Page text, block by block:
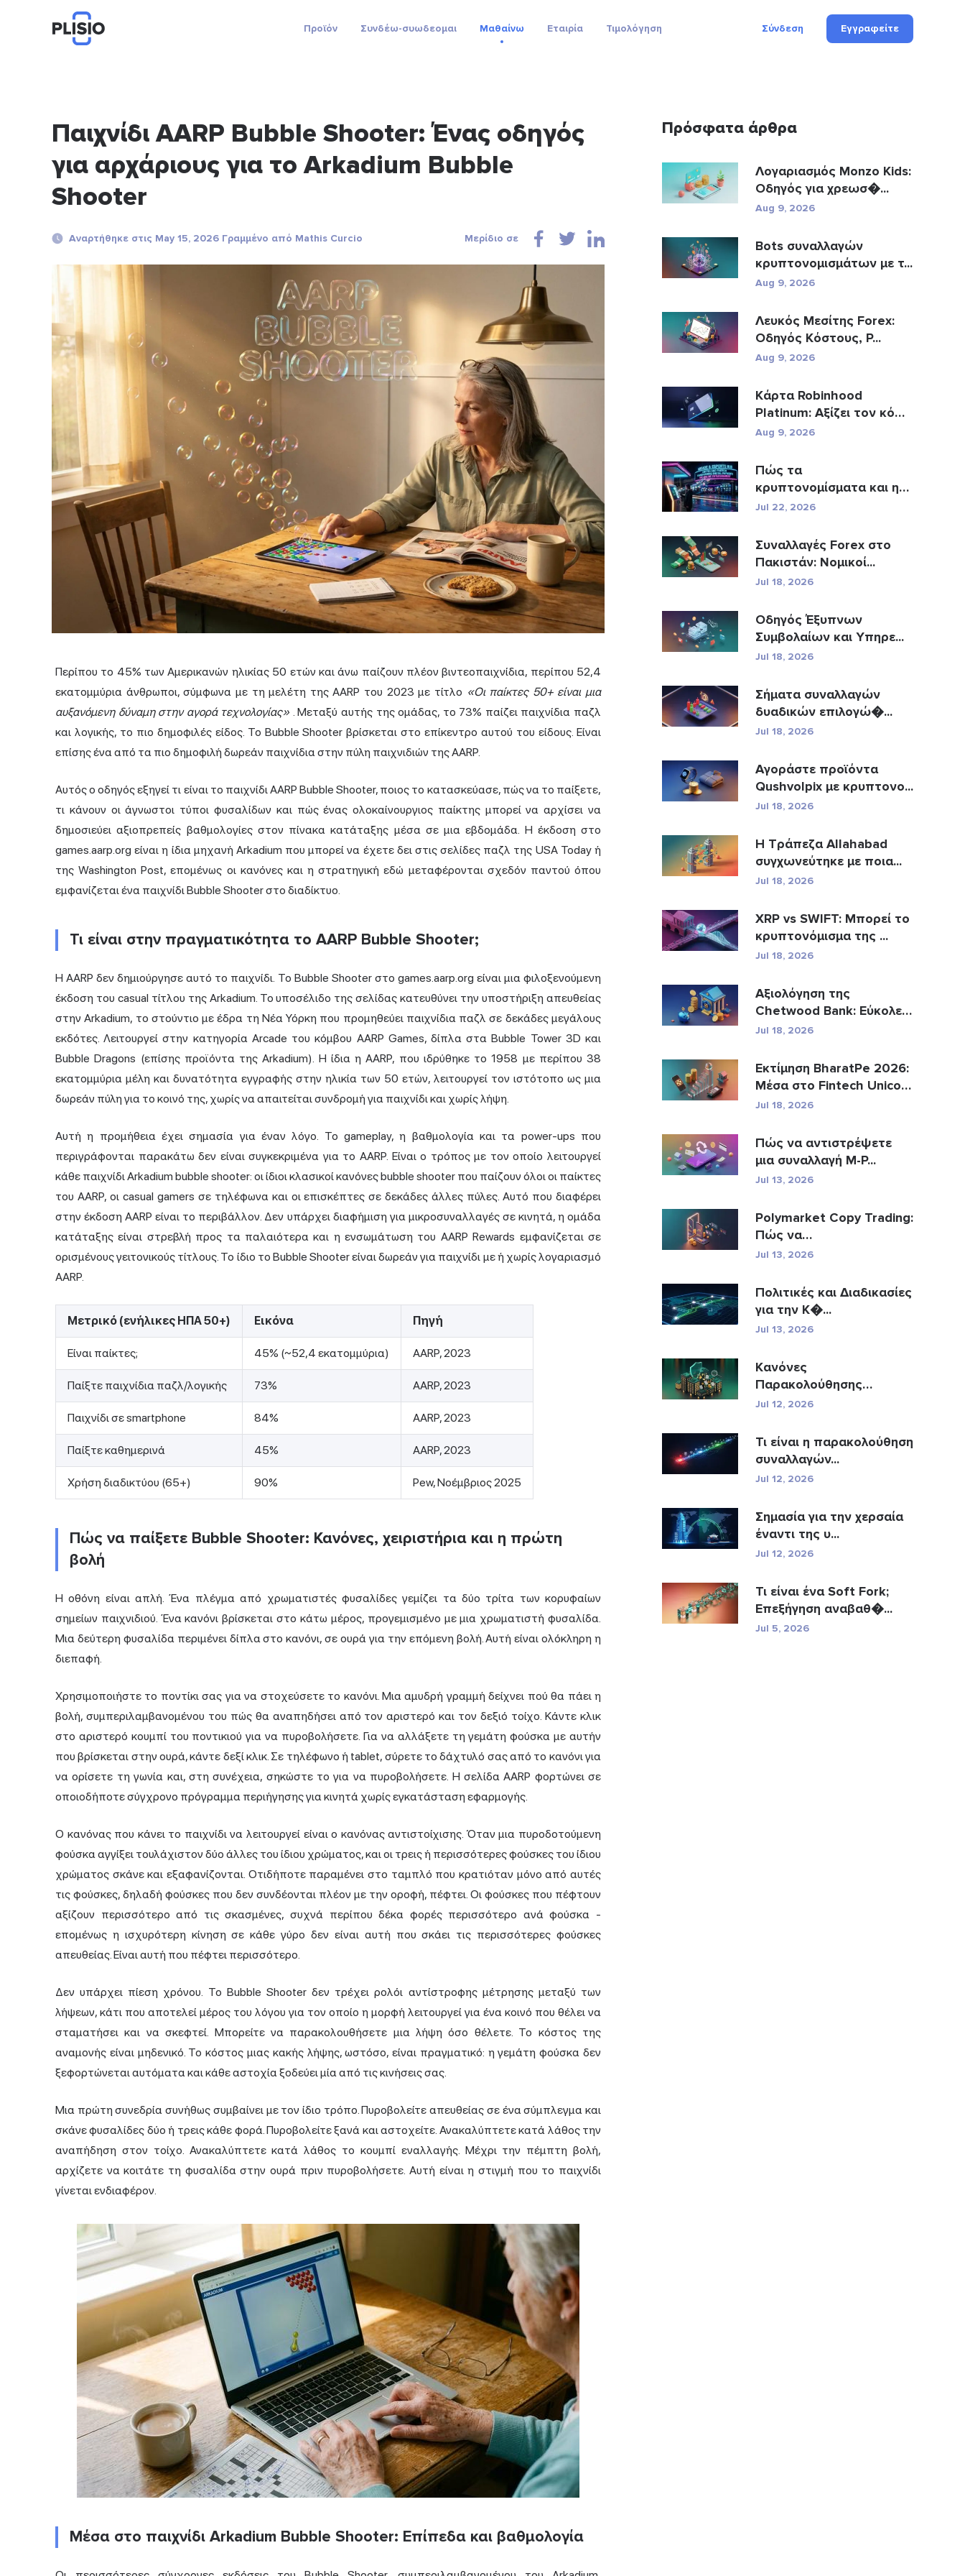
Προϊόν Συνδέω-συωδεομαι Μαθαίνω Εταιρία Τιμολόγηση Σύνδεση Εγγραφείτε
Παιχνίδι AARP Bubble Shooter: Ένας οδηγός
για αρχάριους για το Arkadium Bubble
Shooter
Αναρτήθηκε στις May 15, 2026 Γραμμένο από Mathis Curcio Μερίδιο σε
Περίπου το 45% των Αμερικανών ηλικίας 50 ετών και άνω παίζουν πλέον βιντεοπαιχνίδια, περίπου 52,4
εκατομμύρια άνθρωποι, σύμφωνα με τη μελέτη της AARP του 2023 με τίτλο «Οι παίκτες 50+ είναι μια
αυξανόμενη δύναμη στην αγορά τεχνολογίας» . Μεταξύ αυτής της ομάδας, το 73% παίζει παιχνίδια παζλ
και λογικής, το πιο δημοφιλές είδος. Το Bubble Shooter βρίσκεται στο επίκεντρο αυτού του είδους. Είναι
επίσης ένα από τα πιο δημοφιλή δωρεάν παιχνίδια στην πύλη παιχνιδιών της AARP.
Αυτός ο οδηγός εξηγεί τι είναι το παιχνίδι AARP Bubble Shooter, ποιος το κατασκεύασε, πώς να το παίξετε,
τι κάνουν οι άγνωστοι τύποι φυσαλίδων και πώς ένας ολοκαίνουργιος παίκτης μπορεί να αρχίσει να
δημοσιεύει αξιοπρεπείς βαθμολογίες στον πίνακα κατάταξης μέσα σε μια εβδομάδα. Η έκδοση στο
games.aarp.org είναι η ίδια μηχανή Arkadium που μπορεί να έχετε δει στις σελίδες παζλ της USA Today ή
της Washington Post, επομένως οι κανόνες και η στρατηγική εδώ μεταφέρονται σχεδόν παντού όπου
εμφανίζεται ένα παιχνίδι Bubble Shooter στο διαδίκτυο.
Τι είναι στην πραγματικότητα το AARP Bubble Shooter;
Η AARP δεν δημιούργησε αυτό το παιχνίδι. Το Bubble Shooter στο games.aarp.org είναι μια φιλοξενούμενη
έκδοση του casual τίτλου της Arkadium. Το υποσέλιδο της σελίδας κατευθύνει την υποστήριξη απευθείας
στην Arkadium, το στούντιο με έδρα τη Νέα Υόρκη που προμηθεύει παιχνίδια παζλ σε δεκάδες μεγάλους
εκδότες. Λειτουργεί στην κατηγορία Arcade του κόμβου AARP Games, δίπλα στα Bubble Tower 3D και
Bubble Dragons (επίσης προϊόντα της Arkadium). Η ίδια η AARP, που ιδρύθηκε το 1958 με περίπου 38
εκατομμύρια μέλη και δυνατότητα εγγραφής στην ηλικία των 50 ετών, λειτουργεί τον ιστότοπο ως μια
δωρεάν πύλη για το κοινό της, χωρίς να απαιτείται συνδρομή για παιχνίδι και χωρίς λήψη.
Αυτή η προμήθεια έχει σημασία για έναν λόγο. Το gameplay, η βαθμολογία και τα power-ups που
περιγράφονται παρακάτω δεν είναι συγκεκριμένα για το AARP. Είναι ο τρόπος με τον οποίο λειτουργεί
κάθε παιχνίδι Arkadium bubble shooter: οι ίδιοι κλασικοί κανόνες bubble shooter που παίζουν όλοι οι παίκτες
του AARP, οι casual gamers σε τηλέφωνα και οι επισκέπτες σε δεκάδες άλλες πύλες. Αυτό που διαφέρει
στην έκδοση AARP είναι το περιβάλλον. Δεν υπάρχει διαφήμιση για μικροσυναλλαγές σε κινητά, η ομάδα
κατάταξης είναι στρεβλή προς τα παλαιότερα και η ενσωμάτωση του AARP Rewards εμφανίζεται σε
ορισμένους γειτονικούς τίτλους. Το ίδιο το Bubble Shooter είναι δωρεάν για παιχνίδι με ή χωρίς λογαριασμό
AARP.
Μετρικό (ενήλικες ΗΠΑ 50+) Εικόνα Πηγή
Είναι παίκτες; 45% (~52,4 εκατομμύρια) AARP, 2023
Παίξτε παιχνίδια παζλ/λογικής 73% AARP, 2023
Παιχνίδι σε smartphone 84% AARP, 2023
Παίξτε καθημερινά 45% AARP, 2023
Χρήση διαδικτύου (65+) 90% Pew, Νοέμβριος 2025
Πώς να παίξετε Bubble Shooter: Κανόνες, χειριστήρια και η πρώτη
βολή
Η οθόνη είναι απλή. Ένα πλέγμα από χρωματιστές φυσαλίδες γεμίζει τα δύο τρίτα των κορυφαίων
σημείων παιχνιδιού. Ένα κανόνι βρίσκεται στο κάτω μέρος, προγεμισμένο με μια χρωματιστή φυσαλίδα.
Μια δεύτερη φυσαλίδα περιμένει δίπλα στο κανόνι, σε ουρά για την επόμενη βολή. Αυτή είναι ολόκληρη η
διεπαφή.
Χρησιμοποιήστε το ποντίκι σας για να στοχεύσετε το κανόνι. Μια αμυδρή γραμμή δείχνει πού θα πάει η
βολή, συμπεριλαμβανομένου του πώς θα αναπηδήσει από τον αριστερό και τον δεξιό τοίχο. Κάντε κλικ
στο αριστερό κουμπί του ποντικιού για να πυροβολήσετε. Για να αλλάξετε τη γεμάτη φούσκα με αυτήν
που βρίσκεται στην ουρά, κάντε δεξί κλικ. Σε τηλέφωνο ή tablet, σύρετε το δάχτυλό σας από το κανόνι για
να ορίσετε τη γωνία και, στη συνέχεια, σηκώστε το για να πυροβολήσετε. Η σελίδα AARP φορτώνει σε
οποιοδήποτε σύγχρονο πρόγραμμα περιήγησης για κινητά χωρίς εγκατάσταση εφαρμογής.
Ο κανόνας που κάνει το παιχνίδι να λειτουργεί είναι ο κανόνας αντιστοίχισης. Όταν μια πυροδοτούμενη
φούσκα αγγίξει τουλάχιστον δύο άλλες του ίδιου χρώματος, και οι τρεις ή περισσότερες φούσκες του ίδιου
χρώματος σκάνε και εξαφανίζονται. Οτιδήποτε παραμένει στο ταμπλό που κρατιόταν μόνο από αυτές
τις φούσκες, δηλαδή φούσκες που δεν συνδέονται πλέον με την οροφή, πέφτει. Οι φούσκες που πέφτουν
αξίζουν περισσότερο από τις σκασμένες, συχνά περίπου δέκα φορές περισσότερο ανά φούσκα -
επομένως η ισχυρότερη κίνηση σε κάθε γύρο δεν είναι αυτή που σκάει τις περισσότερες φούσκες
απευθείας. Είναι αυτή που πέφτει περισσότερο.
Δεν υπάρχει πίεση χρόνου. Το Bubble Shooter δεν τρέχει ρολόι αντίστροφης μέτρησης μεταξύ των
λήψεων, κάτι που αποτελεί μέρος του λόγου για τον οποίο η μορφή λειτουργεί για ένα κοινό που θέλει να
σταματήσει και να σκεφτεί. Μπορείτε να παρακολουθήσετε μια λήψη όσο θέλετε. Το κόστος της
αναμονής είναι μηδενικό. Το κόστος μιας κακής λήψης, ωστόσο, είναι πραγματικό: η γεμάτη φούσκα δεν
ξεφορτώνεται αυτόματα και κάθε αστοχία ξοδεύει μία από τις κινήσεις σας.
Μια πρώτη συνεδρία συνήθως συμβαίνει με τον ίδιο τρόπο. Πυροβολείτε απευθείας σε ένα σύμπλεγμα και
σκάνε φυσαλίδες δύο ή τρεις κάθε φορά. Πυροβολείτε ξανά και αστοχείτε. Ανακαλύπτετε κατά λάθος την
αναπήδηση στον τοίχο. Ανακαλύπτετε κατά λάθος το κουμπί εναλλαγής. Μέχρι την πέμπτη βολή,
αρχίζετε να κοιτάτε τη φυσαλίδα στην ουρά πριν πυροβολήσετε. Αυτή είναι η στιγμή που το παιχνίδι
γίνεται ενδιαφέρον.
Μέσα στο παιχνίδι Arkadium Bubble Shooter: Επίπεδα και βαθμολογία
Πρόσφατα άρθρα
Λογαριασμός Monzo Kids:
Οδηγός για χρεωσ�...
Aug 9, 2026
Bots συναλλαγών
κρυπτονομισμάτων με τ...
Aug 9, 2026
Λευκός Μεσίτης Forex:
Οδηγός Κόστους, Ρ...
Aug 9, 2026
Κάρτα Robinhood
Platinum: Αξίζει τον κόπο
η κ�...
Aug 9, 2026
Πώς τα
κρυπτονομίσματα και η
Fintech αν�...
Jul 22, 2026
Συναλλαγές Forex στο
Πακιστάν: Νομικοί...
Jul 18, 2026
Οδηγός Έξυπνων
Συμβολαίων και Υπηρε...
Jul 18, 2026
Σήματα συναλλαγών
δυαδικών επιλογώ�...
Jul 18, 2026
Αγοράστε προϊόντα
Qushvolpix με κρυπτονο...
Jul 18, 2026
Η Τράπεζα Allahabad
συγχωνεύτηκε με ποια...
Jul 18, 2026
XRP vs SWIFT: Μπορεί το
κρυπτονόμισμα της ...
Jul 18, 2026
Αξιολόγηση της
Chetwood Bank: Εύκολες
Αποτ...
Jul 18, 2026
Εκτίμηση BharatPe 2026:
Μέσα στο Fintech Unicorn
τ...
Jul 18, 2026
Πώς να αντιστρέψετε
μια συναλλαγή M-P...
Jul 13, 2026
Polymarket Copy Trading:
Πώς να
αντικατοπτρίσε�...
Jul 13, 2026
Πολιτικές και Διαδικασίες
για την Κ�...
Jul 13, 2026
Κανόνες
Παρακολούθησης
Συναλλαγών A...
Jul 12, 2026
Τι είναι η παρακολούθηση
συναλλαγών...
Jul 12, 2026
Σημασία για την χερσαία
έναντι της υ...
Jul 12, 2026
Τι είναι ένα Soft Fork;
Επεξήγηση αναβαθ�...
Jul 5, 2026